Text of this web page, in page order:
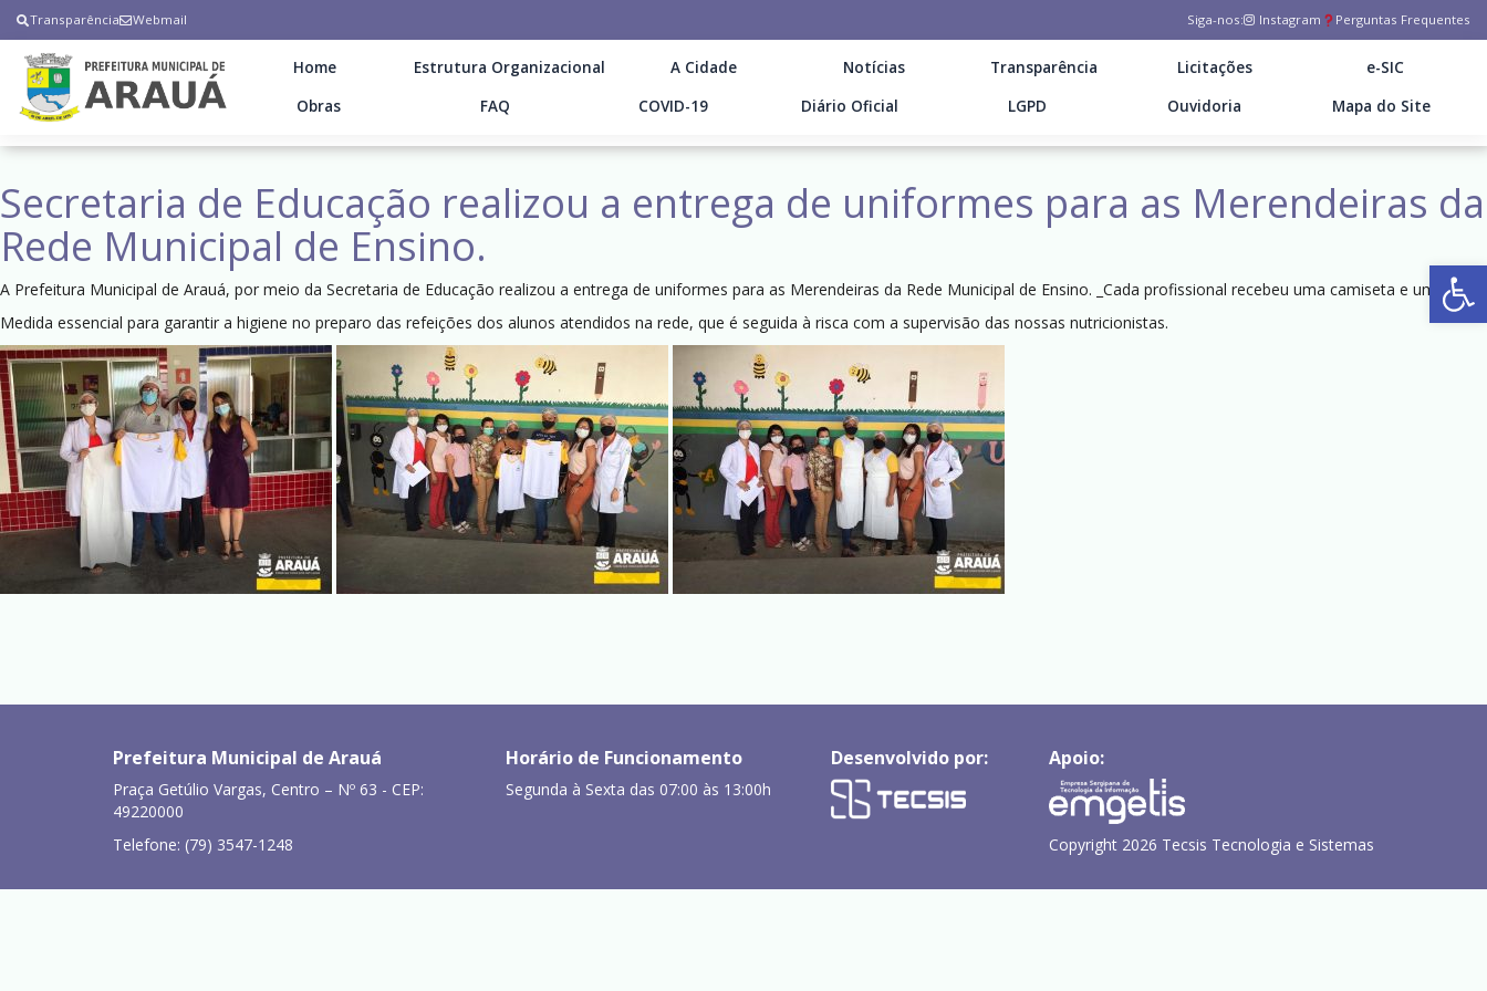
Transparência Webmail Siga-nos: Instagram Perguntas Frequentes
Home Estrutura Organizacional A Cidade Notícias Transparência Licitações
e-SIC
Obras
FAQ COVID-19 Diário Oficial LGPD Ouvidoria Mapa do Site
Secretaria de Educação realizou a entrega de uniformes para as Merendeiras da
Rede Municipal de Ensino.
A Prefeitura Municipal de Arauá, por meio da Secretaria de Educação realizou a entrega de uniformes para as Merendeiras da Rede Municipal de Ensino. _Cada profissional recebeu uma camiseta e um jaleco.
Medida essencial para garantir a higiene no preparo das refeições dos alunos atendidos na rede, que é seguida à risca com a supervisão das nossas nutricionistas.
Prefeitura Municipal de Arauá
Praça Getúlio Vargas, Centro – Nº 63 - CEP:
49220000
Telefone: (79) 3547-1248
Horário de Funcionamento
Segunda à Sexta das 07:00 às 13:00h
Desenvolvido por: Apoio:
Copyright 2026 Tecsis Tecnologia e Sistemas